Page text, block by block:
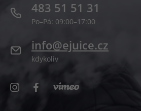
483 51 51 31
Po–Pá: 09:00–17:00
info@ejuice.cz
kdykoliv